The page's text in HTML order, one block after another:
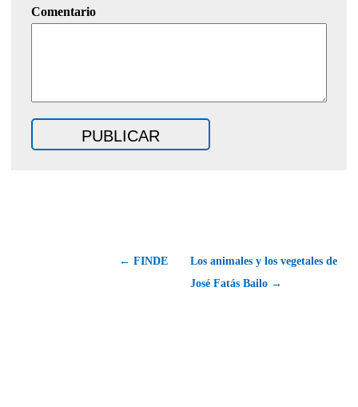
Comentario
← FINDE
Los animales y los vegetales de
José Fatás Bailo →